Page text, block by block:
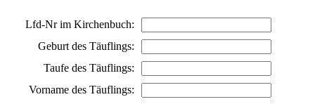
Lfd-Nr im Kirchenbuch:
Geburt des Täuflings:
Taufe des Täuflings:
Vorname des Täuflings: